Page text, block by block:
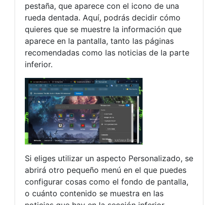
pestaña, que aparece con el icono de una
rueda dentada. Aquí, podrás decidir cómo
quieres que se muestre la información que
aparece en la pantalla, tanto las páginas
recomendadas como las noticias de la parte
inferior.
Si eliges utilizar un aspecto Personalizado, se
abrirá otro pequeño menú en el que puedes
configurar cosas como el fondo de pantalla,
o cuánto contenido se muestra en las